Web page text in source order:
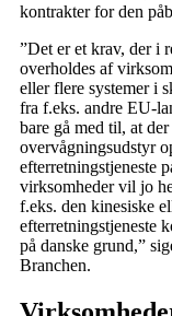
kontrakter for den
”Det er et krav, der i
overholdes af
eller flere systemer i
fra f.eks. andre EU-
bare gå med til, at
overvågningsudstyr
efterretningstjeneste
virksomheder vil jo
f.eks. den kinesiske
efterretningstjeneste
på danske grund,”
Branchen.